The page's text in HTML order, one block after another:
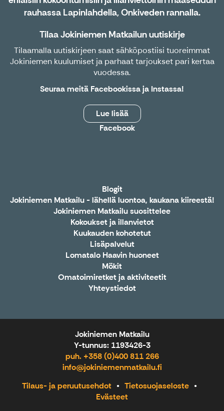
rauhassa Lapinlahdella, Onkiveden rannalla.
Tilaa Jokiniemen Matkailun uutiskirje
Tilaamalla uutiskirjeen saat sähköpostiisi tuoreimmat
Jokiniemen kuulumiset ja parhaat tarjoukset pari kertaa
vuodessa.
Seuraa meitä Facebookissaja Instassa!
Lue lisää
Facebook
Blogit
Jokiniemen Matkailu - lähellä luontoa, kaukana kiireestä!
Jokiniemen Matkailu suosittelee
Kokoukset ja illanvietot
Kuukauden kohotetut
Lisäpalvelut
Lomatalo Haavin huoneet
Mökit
Omatoimiretket ja aktiviteetit
Yhteystiedot
Jokiniemen Matkailu
Y-tunnus: 1193426-3
puh. +358 (0)400 811 266
info@jokiniemenmatkailu.fi
Tilaus- ja peruutusehdot
Tietosuojaseloste
Evästeet